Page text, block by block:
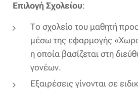
Επιλογή Σχολείου:
Το σχολείο του μαθητή
μέσω της εφαρμογής
η οποία βασίζεται στη
γονέων.
Εξαιρέσεις γίνονται σε